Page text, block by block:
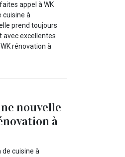
appel à WK
cuisine à
prend toujours
avec excellentes
rénovation à
nouvelle
à
cuisine à